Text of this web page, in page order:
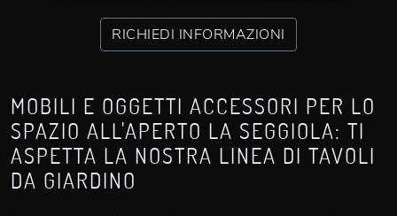
RICHIEDI INFORMAZIONI
MOBILI E OGGETTI ACCESSORI PER LO
SPAZIO ALL'APERTO LA SEGGIOLA: TI
ASPETTA LA NOSTRA LINEA DI TAVOLI
DA GIARDINO